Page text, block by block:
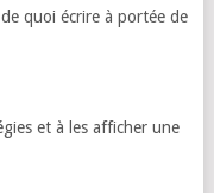
quoi écrire à portée de
et à les afficher une